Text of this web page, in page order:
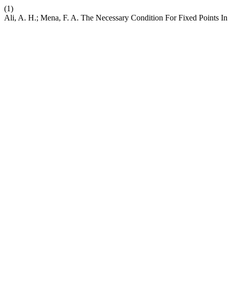
(1)
Ali, A. H.; Mena, F. A. The Necessary Condition For Fixed Points